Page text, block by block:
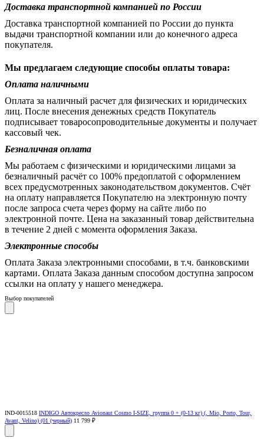
Доставка транспортной компанией по России
Доставка транспортной компанией по России до пункта
выдачи транспортной компании или до конечного адреса
покупателя.
Мы предлагаем следующие способы оплаты товара:
Оплата наличными
Оплата за наличный расчет для физических и юридических
лиц. После внесения денежных средств Покупатель
подписывает товаросопроводительные документы и получает
кассовый чек.
Безналичная оплата
Мы работаем с физическими и юридическими лицами за
безналичный расчёт со 100% предоплатой с оформлением
всех предусмотренных законодательством документов. Счёт
на оплату направляется Покупателю на электронную почту
после запроса счета через форму на сайте либо по
электронной почте. Цена на заказанный товар действительна
в течение 2 дней с момента оформления Заказа.
Электронные способы
Оплата Заказа электронными способами, в т.ч. банковскими
картами. Оплата Заказа данным способом доступна запросом
ссылки на оплату у нашего менеджера.
Выбор покупателей
IND-0015518 INDIGO Автокресло Avionaut Cosmo I-SIZE, группа 0 + (0-13 кг) (, Mio, Porto, Tour,
Avant, Velino) (01 (черный) 11 799 ₽